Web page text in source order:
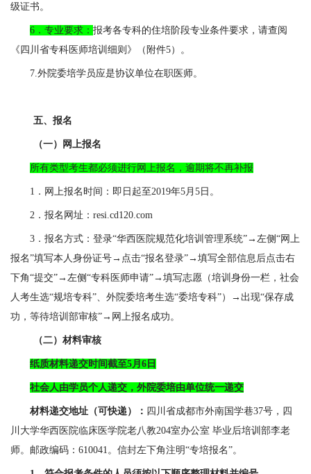
级证书。
6． 专业要求： 报考各专科的住培阶段专业条件要求，请查阅
《四川省专科医师培训细则》（附件5）。
7. 外院委培学员应是协议单位在职医师。
五、报名
（一）网上报名
所有类型考生都必须进行网上报名，逾期将不再补报
1 ． 网上报名时间：即日起至 2019年5月 5日。
2 ． 报名网址： resi.cd120.com
3． 报名方式：登录“华西医院规范化培训管理系统”→左侧“网上
报名”填写本人身份证号→点击“报名登录”→填写全部信息后点击右
下角“提交”→左侧“专科医师申请”→填写志愿（培训身份一栏，社会
人考生选“规培专科”、外院委培考生选“委培专科”）→出现“保存成
功，等待培训部审核”→网上报名成功。
（二）材料审核
纸质材料递交时间截至5月 6日
社会人由学员个人递交，外院委培由单位统一递交
材料递交地址（可快递）： 四川省成都市外南国学巷37号，四
川大学华西医院临床医学院老八教204室办公室 毕业后培训部李老
师。邮政编码： 610041 。信封左下角注明“专培报名”。